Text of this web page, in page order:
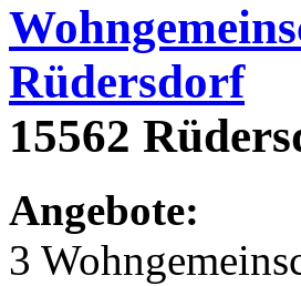
Rüdersdorf
15562
Angebote:
3